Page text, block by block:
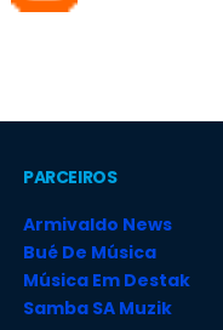
PARCEIROS
Armivaldo News
Bué De Música
Música Em Destak
Samba SA Muzik